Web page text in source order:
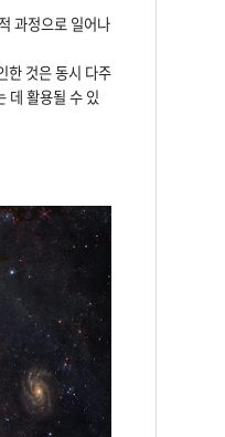
과정으로 일어나
한 것은 동시 다주
데 활용될 수 있